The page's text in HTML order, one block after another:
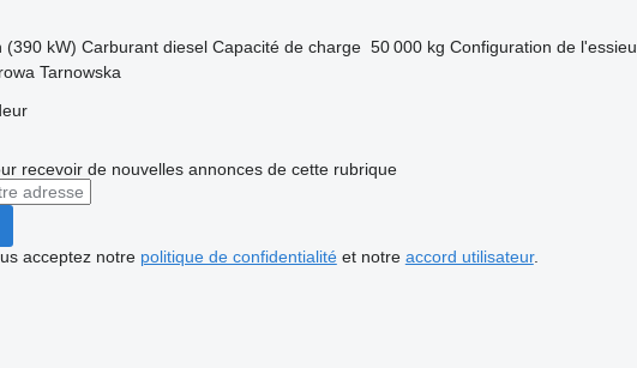
(390 kW) Carburant diesel Capacité de charge 50 000 kg Configuration de l'essieu
Tarnowska
recevoir de nouvelles annonces de cette rubrique
acceptez notre politique de confidentialitéet notre accord utilisateur.